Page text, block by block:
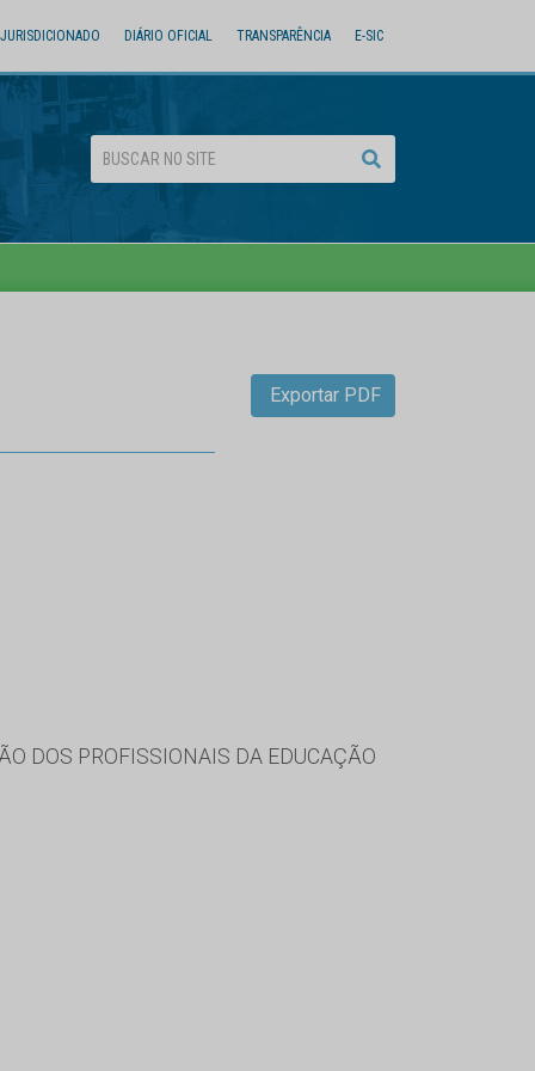
JURISDICIONADO DIÁRIO OFICIAL TRANSPARÊNCIA E-SIC
Exportar PDF
DOS PROFISSIONAIS DA EDUCAÇÃO